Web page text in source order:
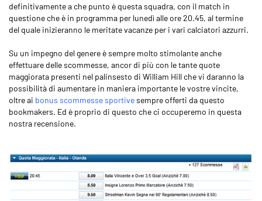
definitivamente a che punto è questa squadra, con il match in
questione che è in programma per lunedì alle ore 20.45, al termine
del quale inizieranno le meritate vacanze per i vari calciatori azzurri.
Su un impegno del genere è sempre molto stimolante anche
effettuare delle scommesse, ancor di più con le tante quote
maggiorata presenti nel palinsesto di William Hill che vi daranno la
possibilità di aumentare in maniera importante le vostre vincite,
oltre ai bonus scommesse sportivesempre offerti da questo
bookmakers. Ed è proprio di questo che ci occuperemo in questa
nostra recensione.